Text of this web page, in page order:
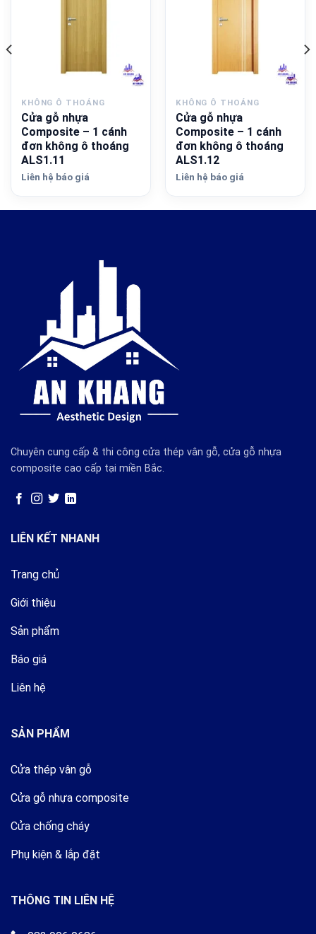
KHÔNG Ô THOÁNG
Cửa gỗ nhựa
Composite – 1 cánh
đơn không ô thoáng
ALS1.11
Liên hệ báo giá
KHÔNG Ô THOÁNG
Cửa gỗ nhựa
Composite – 1 cánh
đơn không ô thoáng
ALS1.12
Liên hệ báo giá
Chuyên cung cấp & thi công cửa thép vân gỗ, cửa gỗ nhựa
composite cao cấp tại miền Bắc.
LIÊN KẾT NHANH
Trang chủ
Giới thiệu
Sản phẩm
Báo giá
Liên hệ
SẢN PHẨM
Cửa thép vân gỗ
Cửa gỗ nhựa composite
Cửa chống cháy
Phụ kiện & lắp đặt
THÔNG TIN LIÊN HỆ